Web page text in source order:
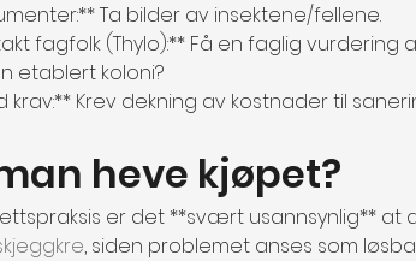
Ta bilder av insektene/fellene.
fagfolk (Thylo):** Få en faglig vurdering
etablert koloni?
krav:** Krev dekning av kostnader til
heve kjøpet?
er det **svært usannsynlig** at
, siden problemet anses som